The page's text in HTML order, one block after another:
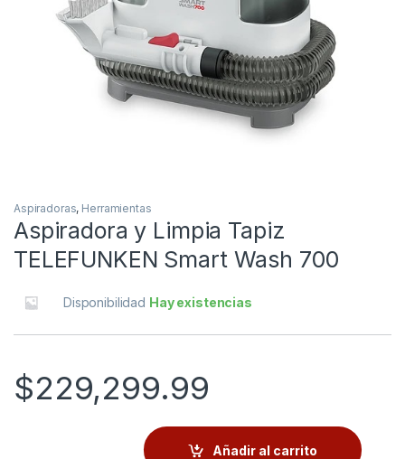
Aspiradoras, Herramientas
Aspiradora y Limpia Tapiz
TELEFUNKEN Smart Wash 700
Disponibilidad Hay existencias
$229,299.99
Añadir al carrito